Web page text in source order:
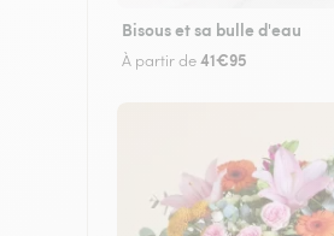
Bisous et sa bulle d'eau
À partir de41€95